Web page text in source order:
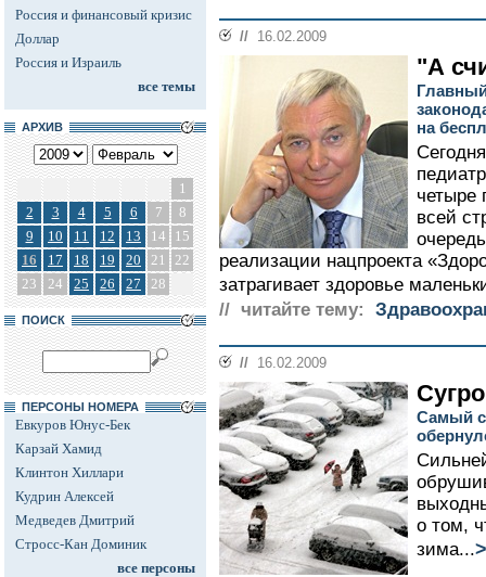
Россия и финансовый кризис
Доллар
Россия и Израиль
все темы
АРХИВ
1
2
3 4 5 6 7
8
9
10 11 12 13 14
15
16
17 18 19 20 21
22
23
24 25 26 27 28
ПОИСК
ПЕРСОНЫ НОМЕРА
Евкуров Юнус-Бек
Карзай Хамид
Клинтон Хиллари
Кудрин Алексей
Медведев Дмитрий
Стросс-Кан Доминик
все персоны
// 16.02.2009
"А
на
четыре
всей
реализации нацпроекта
затрагивает здоровье
// читайте тему:
// 16.02.2009
Самый
о том,
зима...